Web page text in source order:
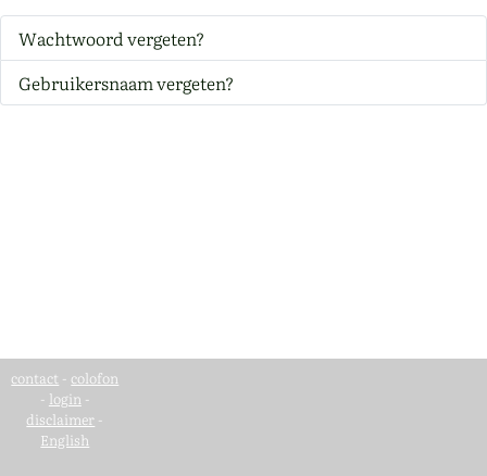
Wachtwoord vergeten?
Gebruikersnaam vergeten?
contact - colofon
- login -
disclaimer -
English